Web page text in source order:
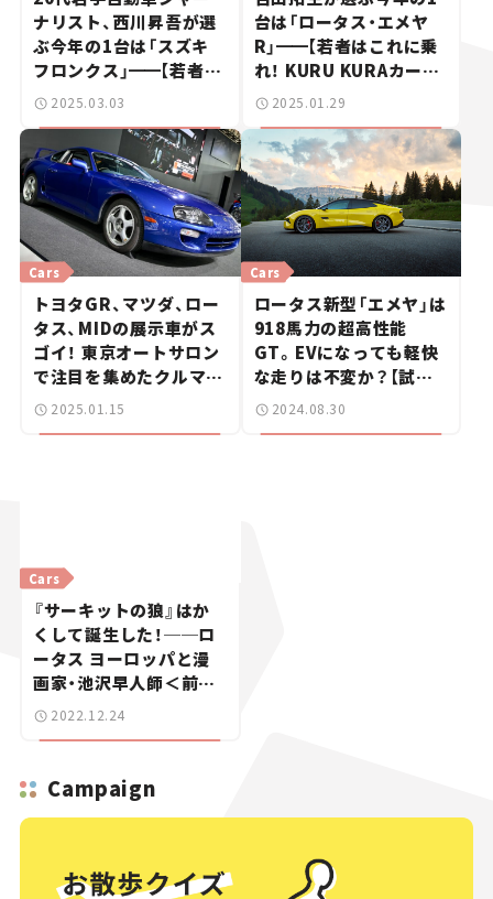
ナリスト、西川昇吾が選
ぶ今年の1台は「スズキ
フロンクス」━━【若者は
これに乗れ！ KURU
ヤー2024-25】
2025.03.03
台は「ロータス・エメヤ
R」━━【若者はこれに乗
れ！ KURU KURAカー・
オブ・ザ・イヤー2024-
2025.01.29
Cars
トヨタGR、マツダ、ロー
タス、MIDの展示車がス
ゴイ！ 東京オートサロン
で注目を集めたクルマた
ち＜後編＞【東京オート
2025.01.15
Cars
ロータス新型「エメヤ」は
918馬力の超高性能
GT。EVになっても軽快
な走りは不変か？【試乗
レビュー】
2024.08.30
Cars
『サーキットの狼』はか
くして誕生した！──ロ
ータス ヨーロッパと漫
画家・池沢早人師＜前編
＞ 2022.12.24
Campaign